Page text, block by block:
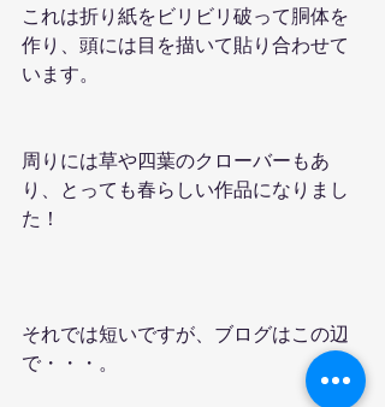
これは折り紙をビリビリ破って胴体を
作り、頭には目を描いて貼り合わせて
います。
周りには草や四葉のクローバーもあ
り、とっても春らしい作品になりまし
た！
それでは短いですが、ブログはこの辺
で・・・。